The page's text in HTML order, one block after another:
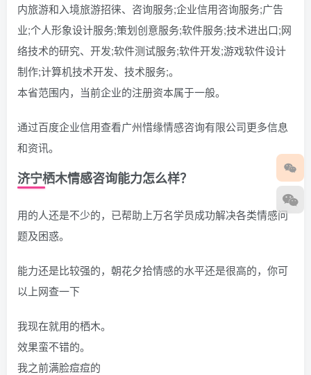
内旅游和入境旅游招徕、咨询服务;企业信用咨询服务;广告
业;个人形象设计服务;策划创意服务;软件服务;技术进出口;网
络技术的研究、开发;软件测试服务;软件开发;游戏软件设计
制作;计算机技术开发、技术服务;。
本省范围内，当前企业的注册资本属于一般。
通过百度企业信用查看广州惜缘情感咨询有限公司更多信息
和资讯。
济宁栖木情感咨询能力怎么样？
用的人还是不少的，已帮助上万名学员成功解决各类情感问
题及困惑。
能力还是比较强的，朝花夕拾情感的水平还是很高的，你可
以上网查一下
我现在就用的栖木。
效果蛮不错的。
我之前满脸痘痘的